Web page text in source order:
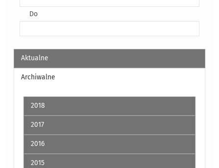
Do
Aktualne
Archiwalne
2018
2017
2016
2015